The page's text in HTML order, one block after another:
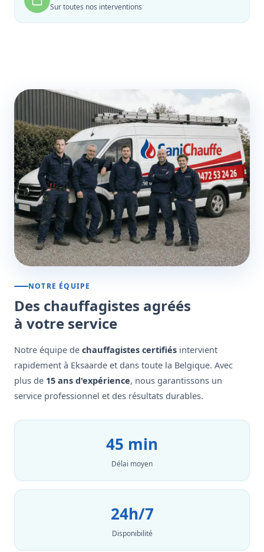
Sur toutes nos interventions
NOTRE ÉQUIPE
Des chauffagistes agréés
à votre service
Notre équipe de chauffagistes certifiés intervient
rapidement à Eksaarde et dans toute la Belgique. Avec
plus de 15 ans d'expérience, nous garantissons un
service professionnel et des résultats durables.
45 min
Délai moyen
24h/7
Disponibilité